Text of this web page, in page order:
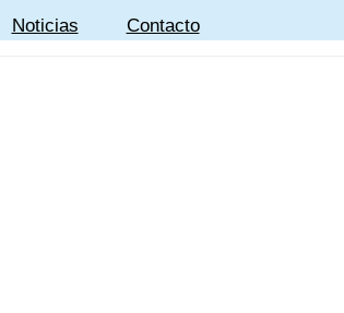
Noticias Contacto